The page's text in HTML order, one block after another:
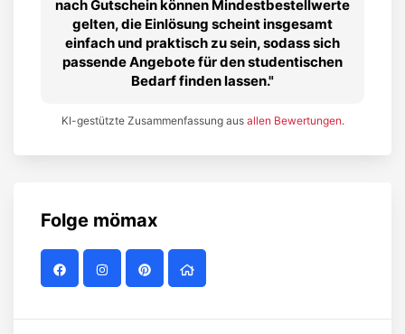
nach Gutschein können Mindestbestellwerte
gelten, die Einlösung scheint insgesamt
einfach und praktisch zu sein, sodass sich
passende Angebote für den studentischen
Bedarf finden lassen.
KI-gestützte Zusammenfassung aus allen Bewertungen.
Folge mömax